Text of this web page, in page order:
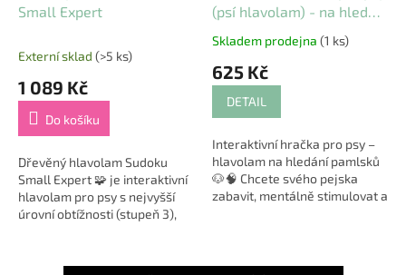
Small Expert
Externí sklad (>5 ks)
1 089 Kč
Do košíku
Dřevěný hlavolam Sudoku
Small Expert 🧩 je interaktivní
hlavolam pro psy s nejvyšší
úrovní obtížnosti (stupeň 3),
model z...
(psí hlavolam) - na hledání
Průměrné
produktu
4,5
5
hvězdiček.
Skladem prodejna (1 ks)
625 Kč
DETAIL
Interaktivní hračka pro psy –
hlavolam na hledání pamlsků
🐶🧠 Chcete svého pejska
zabavit, mentálně stimulovat a